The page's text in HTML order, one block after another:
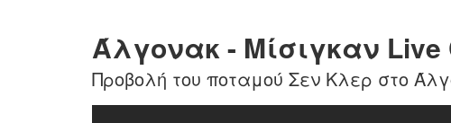
Άλγoνακ - Μίσιγκαν Live
Προβολή του ποταμού Σεν Κλερ στο